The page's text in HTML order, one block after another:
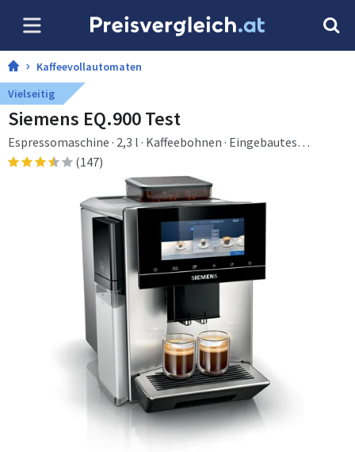
Kaffeevollautomaten
Vielseitig
Siemens EQ.900 Test
Espressomaschine · 2,3 l · Kaffeebohnen · Eingebautes
Mahlwerk · 1500 W · Edelstahl
(147)